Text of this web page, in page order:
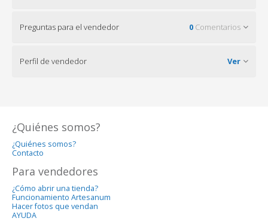
Preguntas para el vendedor 0 Comentarios
Perfil de vendedor Ver
¿Quiénes somos?
¿Quiénes somos?
Contacto
Para vendedores
¿Cómo abrir una tienda?
Funcionamiento Artesanum
Hacer fotos que vendan
AYUDA